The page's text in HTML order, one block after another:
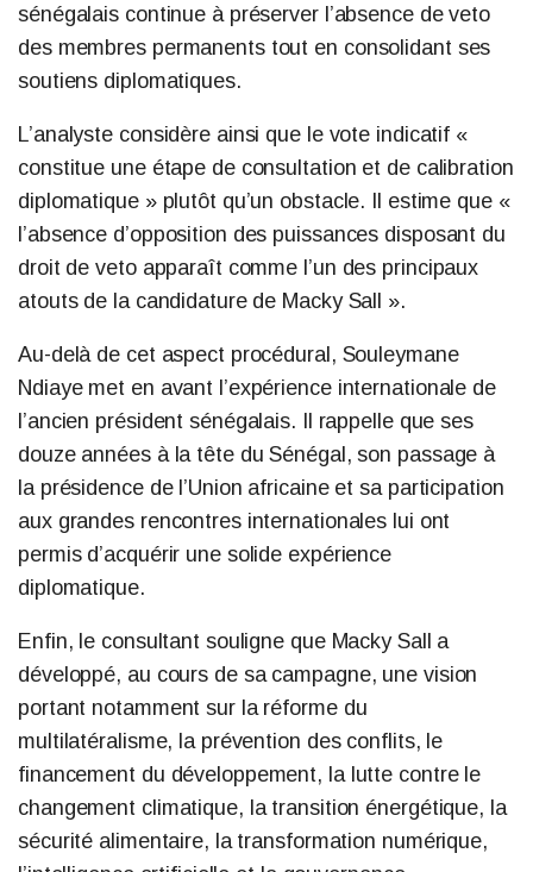
sénégalais continue à préserver l’absence de veto
des membres permanents tout en consolidant ses
soutiens diplomatiques.
L’analyste considère ainsi que le vote indicatif «
constitue une étape de consultation et de calibration
diplomatique » plutôt qu’un obstacle. Il estime que «
l’absence d’opposition des puissances disposant du
droit de veto apparaît comme l’un des principaux
atouts de la candidature de Macky Sall ».
Au-delà de cet aspect procédural, Souleymane
Ndiaye met en avant l’expérience internationale de
l’ancien président sénégalais. Il rappelle que ses
douze années à la tête du Sénégal, son passage à
la présidence de l’Union africaine et sa participation
aux grandes rencontres internationales lui ont
permis d’acquérir une solide expérience
diplomatique.
Enfin, le consultant souligne que Macky Sall a
développé, au cours de sa campagne, une vision
portant notamment sur la réforme du
multilatéralisme, la prévention des conflits, le
financement du développement, la lutte contre le
changement climatique, la transition énergétique, la
sécurité alimentaire, la transformation numérique,